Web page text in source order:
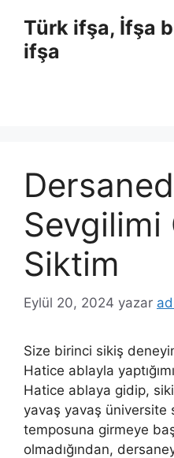
Türk ifşa, İfşa
ifşa
Siktim
Eylül 20, 2024 yazar
Size birinci sikiş
Hatice ablayla
Hatice ablaya gidip,
yavaş yavaş üniversite
temposuna girmeye
olmadığından,